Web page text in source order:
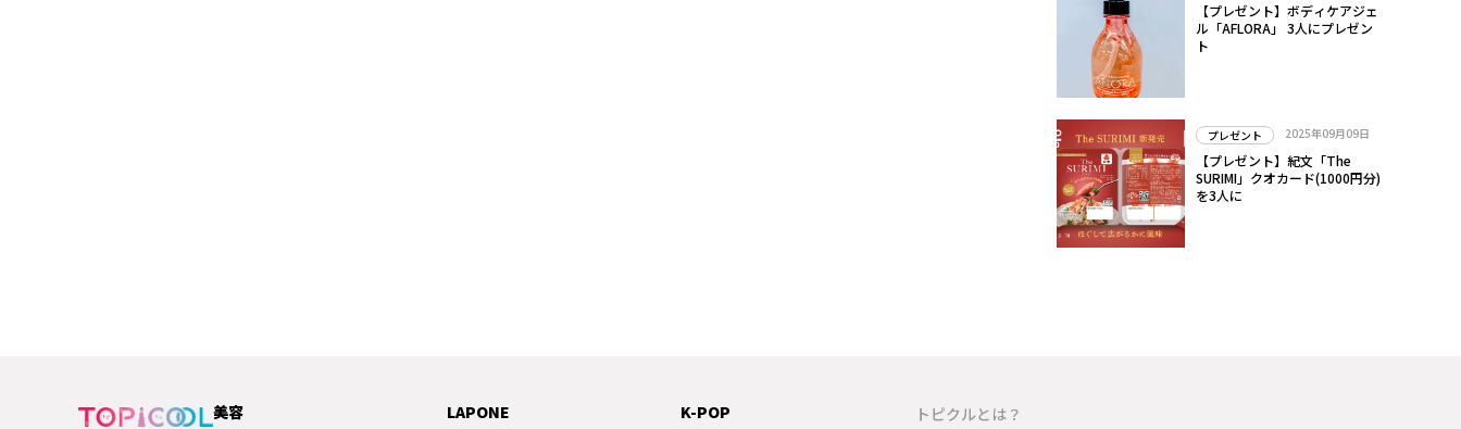
【プレゼント】ボディケアジェ
ル「AFLORA」 3人にプレゼン
ト
プレゼント 2025年09月09日
【プレゼント】紀文「The
SURIMI」クオカード(1000円分)
を3人に
美容
LAPONE
K-POP
トピクルとは？